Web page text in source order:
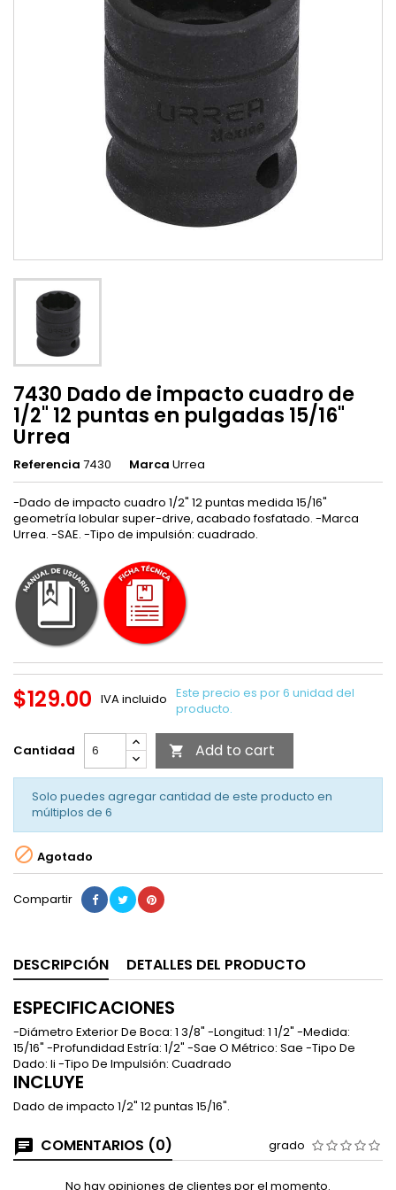
7430 Dado de impacto cuadro de
1/2" 12 puntas en pulgadas 15/16"
Urrea
Referencia 7430 Marca Urrea
-Dado de impacto cuadro 1/2" 12 puntas medida 15/16"
geometría lobular super-drive, acabado fosfatado. -Marca
Urrea. -SAE. -Tipo de impulsión: cuadrado.
$129.00 IVA incluido Este precio es por 6 unidad del
producto.
Cantidad  Add to cart
Solo puedes agregar cantidad de este producto en
múltiplos de 6
 Agotado
Compartir
DESCRIPCIÓN DETALLES DEL PRODUCTO
ESPECIFICACIONES
-Diámetro Exterior De Boca: 1 3/8" -Longitud: 1 1/2" -Medida:
15/16" -Profundidad Estría: 1/2" -Sae O Métrico: Sae -Tipo De
Dado: Ii -Tipo De Impulsión: Cuadrado
INCLUYE
Dado de impacto 1/2" 12 puntas 15/16".
COMENTARIOS (0) grado
No hay opiniones de clientes por el momento.